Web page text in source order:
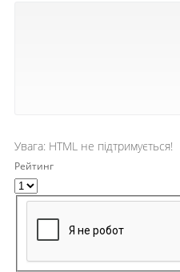
Увага: HTML не підтримується!
Рейтинг